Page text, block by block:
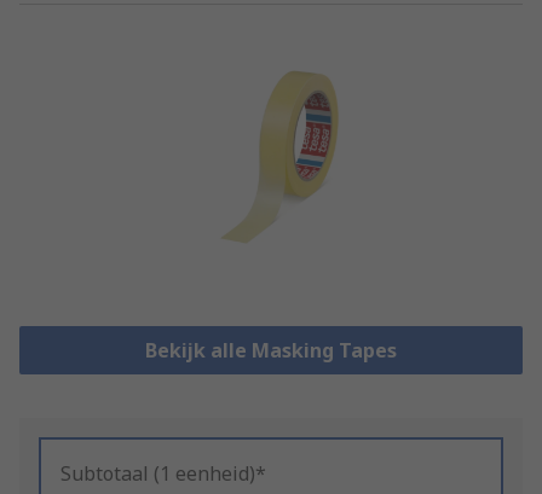
Bekijk alle Masking Tapes
Subtotaal (1 eenheid)*